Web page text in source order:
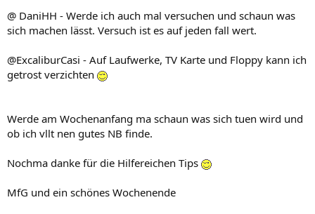
@ DaniHH - Werde ich auch mal versuchen und schaun was
sich machen lässt. Versuch ist es auf jeden fall wert.
@ExcaliburCasi - Auf Laufwerke, TV Karte und Floppy kann ich
getrost verzichten
Werde am Wochenanfang ma schaun was sich tuen wird und
ob ich vllt nen gutes NB finde.
Nochma danke für die Hilfereichen Tips
MfG und ein schönes Wochenende